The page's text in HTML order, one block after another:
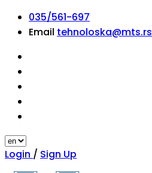
035/561-697
Email tehnoloska@mts.rs
Login / Sign Up